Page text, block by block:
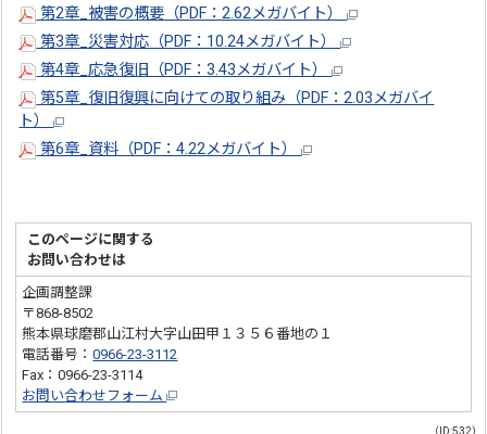
第2章_被害の概要（PDF：2.62メガバイト）
第3章_災害対応（PDF：10.24メガバイト）
第4章_応急復旧（PDF：3.43メガバイト）
第5章_復旧復興に向けての取り組み（PDF：2.03メガバイ
ト）
第6章_資料（PDF：4.22メガバイト）
このページに関する
お問い合わせは
企画調整課
〒868-8502
熊本県球磨郡山江村大字山田甲１３５６番地の１
電話番号：0966-23-3112
Fax：0966-23-3114
お問い合わせフォーム
（ID:532）